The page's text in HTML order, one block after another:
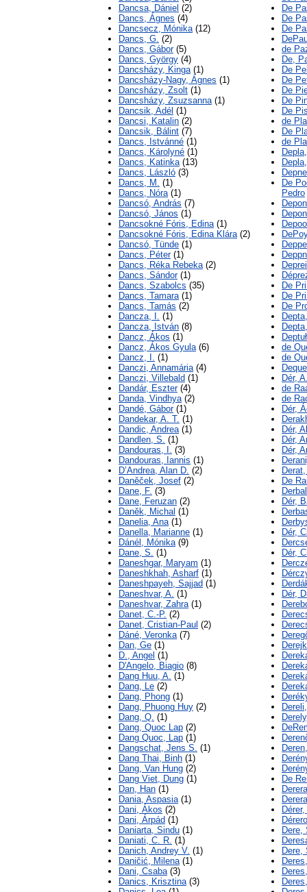
Dancsa, Dániel (2)
Dancs, Ágnes (4)
Dancsecz, Mónika(12)
Dancs, G. (2)
Dancs, Gábor(5)
Dancs, György (4)
Dancsházy, Kinga(1)
Dancsházy-Nagy, Ágnes (1)
Dancsházy, Zsolt (1)
Dancsházy, Zsuzsanna(1)
Dancsik, Adél (1)
Dancsi, Katalin (2)
Dancsik, Bálint (7)
Dancs, Istvánné (1)
Dancs, Károlyné (1)
Dancs, Katinka(13)
Dancs, László (3)
Dancs, M. (1)
Dancs, Nóra(1)
Dancsó, András (7)
Dancsó, János (1)
Dancsokné Fóris, Edina(1)
Dancsokné Fóris, Edina Klára(2)
Dancsó, Tünde (1)
Dancs, Péter(1)
Dancs, Réka Rebeka(2)
Dancs, Sándor(1)
Dancs, Szabolcs (35)
Dancs, Tamara(1)
Dancs, Tamás (2)
Dancza, I. (1)
Dancza, István (8)
Dancz, Ákos (1)
Dancz, Ákos Gyula(6)
Dancz, I. (1)
Danczi, Annamária(4)
Danczi, Villebald (1)
Dandár, Eszter(4)
Danda, Vindhya(2)
Dandé, Gábor(1)
Dandekar, A. T. (1)
Dandic, Andrea(1)
Dandlen, S. (1)
Dandouras, I. (3)
Dandouras, Iannis (1)
D’Andrea, Alan D. (2)
Daněček, Josef (2)
Dane, F. (3)
Dane, Feruzan (2)
Daněk, Michal (1)
Danelia, Ana(1)
Danella, Marianne (1)
Dánél, Mónika(9)
Dane, S. (1)
Daneshgar, Maryam (1)
Daneshkhah, Asharf (1)
Daneshpayeh, Sajjad (1)
Daneshvar, A. (1)
Daneshvar, Zahra(1)
Danet, C.-P. (2)
Danet, Cristian-Paul (2)
Dáné, Veronka(7)
Dan, Ge (1)
D., Angel (1)
D'Angelo, Biagio (8)
Dang Huu, A. (1)
Dang, Le (2)
Dang, Phong (1)
Dang, Phuong Huy (2)
Dang, Q. (1)
Dang, Quoc Lap (2)
Dang Quoc, Lap (1)
Dangschat, Jens S. (1)
Dang Thai, Binh (1)
Dang, Van Hung (2)
Dang Viet, Dung (1)
Dan, Han (1)
Dania, Aspasia(1)
Dani, Ákos (2)
Dani, Árpád (1)
Daniarta, Sindu (1)
Daniati, C. R. (1)
Danich, Andrey V. (1)
Daničić, Milena(1)
Dani, Csaba(3)
Danics, Krisztina(3)
De
De
De
de
De,
De
De
De
De
De
de
De
de
De
Pedro
De
De
De
de
de
Dér,
de
de
Dér,
Dér,
Dér,
Dér,
De
Dér,
Dér,
Dér,
Dér,
De
Dere,
Dere,